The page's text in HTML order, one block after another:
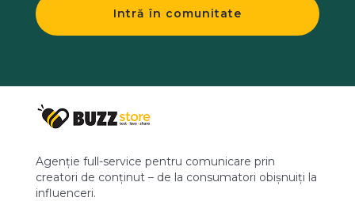
Intră în comunitate
Agenție full-service pentru comunicare prin
creatori de conținut – de la consumatori obișnuiți la
influenceri.